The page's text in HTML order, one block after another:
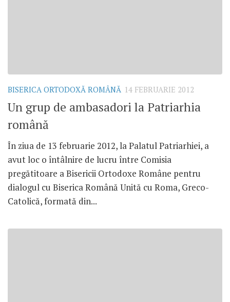
BISERICA ORTODOXĂ ROMÂNĂ 14 FEBRUARIE 2012
Un grup de ambasadori la Patriarhia
română
În ziua de 13 februarie 2012, la Palatul Patriarhiei, a
avut loc o întâlnire de lucru între Comisia
pregătitoare a Bisericii Ortodoxe Române pentru
dialogul cu Biserica Română Unită cu Roma, Greco-
Catolică, formată din...